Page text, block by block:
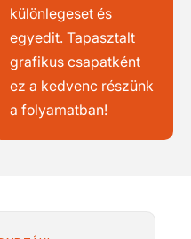
különlegeset és
egyedit. Tapasztalt
grafikus csapatként
ez a kedvenc részünk
a folyamatban!